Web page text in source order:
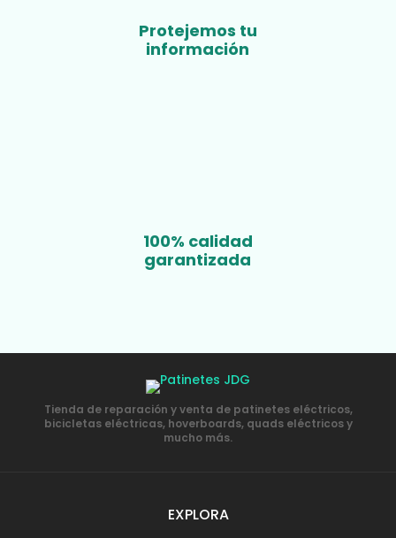
Protejemos tu
información
100% calidad
garantizada
Tienda de reparación y venta de patinetes eléctricos,
bicicletas eléctricas, hoverboards, quads eléctricos y
mucho más.
EXPLORA